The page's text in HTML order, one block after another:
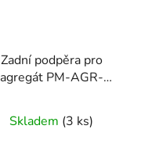
Zadní podpěra pro
agregát PM-AGR-
Skladem (3 ks)